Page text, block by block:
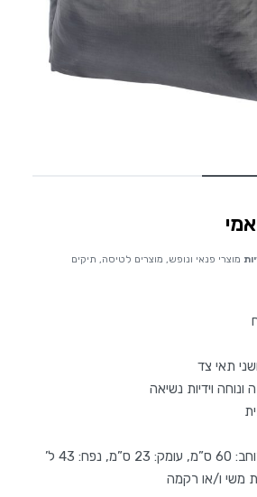
מוצרי פנאי ונופש, מוצרים לטיסה, תיקים
תאי צד
וידיות נשיאה
משי ו/או רקמה